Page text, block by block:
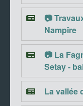
📷
Nampîre
📷 La
Setay -
La vallée